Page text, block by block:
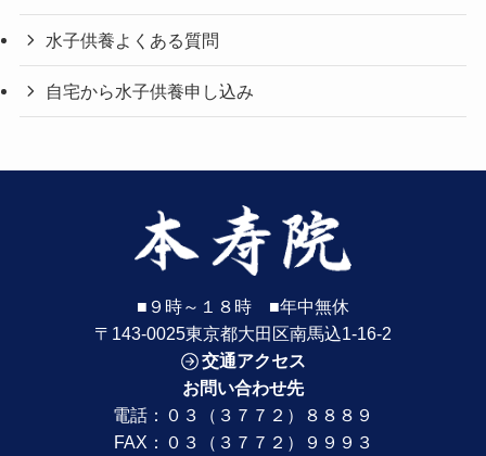
水子供養よくある質問
自宅から水子供養申し込み
■９時～１８時 ■年中無休
〒143-0025東京都大田区南馬込1-16-2
交通アクセス
お問い合わせ先
電話： ０３（３７７２）８８８９
FAX：０３（３７７２）９９９３